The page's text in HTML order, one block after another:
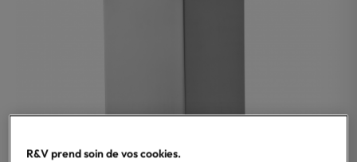
R&V prend soin de vos cookies.